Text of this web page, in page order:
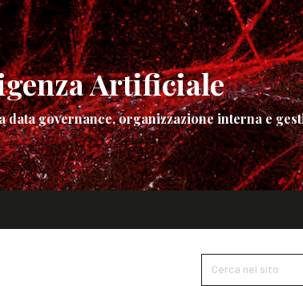
Artificiale
governance, organizzazione interna e
Cerca nel sito